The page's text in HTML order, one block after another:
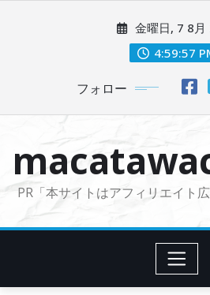
に
金曜日, 7 8月
4:59:58
フォロー
PR「本サイトはアフィリエイト